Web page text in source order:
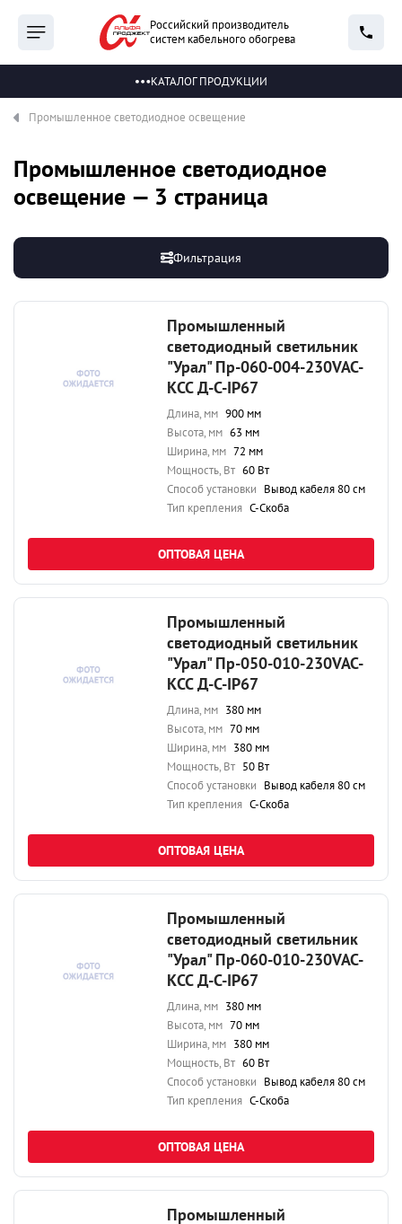
Российский производитель
систем кабельного обогрева
КАТАЛОГ ПРОДУКЦИИ
Промышленное светодиодное освещение
Промышленное светодиодное
освещение — 3 страница
Фильтрация
Промышленный
светодиодный светильник
"Урал" Пр-060-004-230VAC-
КСС Д-С-IP67
Длина, мм 900 мм
Высота, мм 63 мм
Ширина, мм 72 мм
Мощность, Вт 60 Вт
Способ установки Вывод кабеля 80 см
Тип крепления С-Скоба
ОПТОВАЯ ЦЕНА
Промышленный
светодиодный светильник
"Урал" Пр-050-010-230VAC-
КСС Д-С-IP67
Длина, мм 380 мм
Высота, мм 70 мм
Ширина, мм 380 мм
Мощность, Вт 50 Вт
Способ установки Вывод кабеля 80 см
Тип крепления С-Скоба
ОПТОВАЯ ЦЕНА
Промышленный
светодиодный светильник
"Урал" Пр-060-010-230VAC-
КСС Д-С-IP67
Длина, мм 380 мм
Высота, мм 70 мм
Ширина, мм 380 мм
Мощность, Вт 60 Вт
Способ установки Вывод кабеля 80 см
Тип крепления С-Скоба
ОПТОВАЯ ЦЕНА
Промышленный